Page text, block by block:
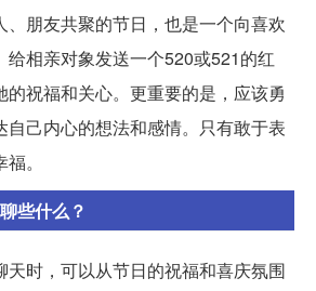
、朋友共聚的节日，也是一个向喜欢
给相亲对象发送一个520或521的红
的祝福和关心。更重要的是，应该勇
自己内心的想法和感情。只有敢于表
。
些什么？
天时，可以从节日的祝福和喜庆氛围